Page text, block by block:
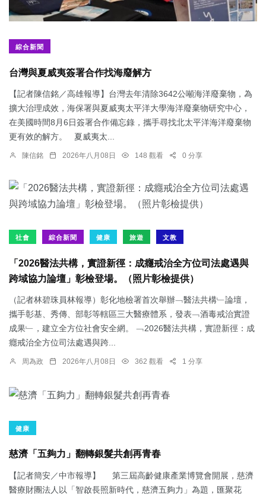
綜合新聞
台灣與夏威夷簽署合作找海廢解方
【記者陳信銘／高雄報導】台灣去年清除3642公噸海洋廢棄物，為
擴大治理成效，海保署與夏威夷太平洋大學海洋廢棄物研究中心，
在美國時間8月6日簽署合作備忘錄，攜手尋找北太平洋海洋廢棄物
更有效的解方。 夏威夷太...
陳信銘 2026年八月08日 148 觀看 0 分享
社會 綜合新聞 健康 旅遊 文教
「2026醫法共構，實證新徑：成癮戒治全方位司法處遇與
跨域協力論壇」彰檢登場。（照片彰檢提供）
（記者林碧珠員林報導）彰化地檢署首次舉辦﹁醫法共構﹂論壇，
攜手彰基、秀傳、部彰等轄區三大醫療體系，發表﹁酒毒戒治實證
成果﹂，建立全方位社會安全網。 ﹁2026醫法共構，實證新徑：成
癮戒治全方位司法處遇與跨...
周為政 2026年八月08日 362 觀看 1 分享
健康
慈濟「五夠力」翻轉銀髮共創再青春
【記者簡安／中市報導】 第三屆高齡健康產業博覽會開展，慈濟
醫療財團法人以「智啟長照新時代，慈濟五夠力」為題，匯聚花